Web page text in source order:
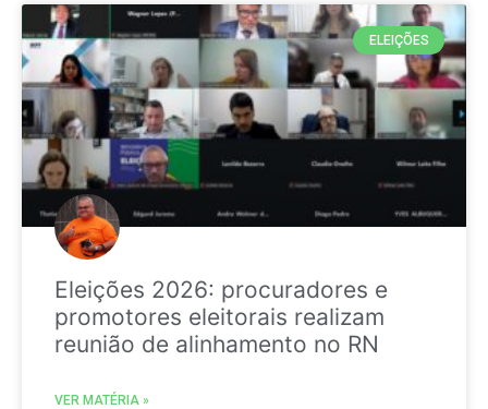
ELEIÇÕES
Eleições 2026: procuradores e
promotores eleitorais realizam
reunião de alinhamento no RN
VER MATÉRIA »